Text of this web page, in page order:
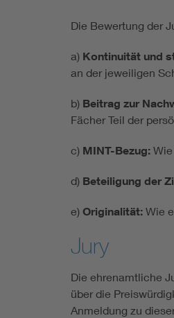
Die Bewertung der
a) Kontinuität und
an der jeweiligen
b) Beitrag zur
Fächer Teil der
c) MINT-Bezug:
d) Beteiligung der
e) Originalität: Wie
Jury
Die ehrenamtliche
über die
Anmeldung zu